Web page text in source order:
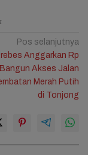
Pos selanjutnya
Anggarkan Rp
Akses Jalan
Merah Putih
di Tonjong